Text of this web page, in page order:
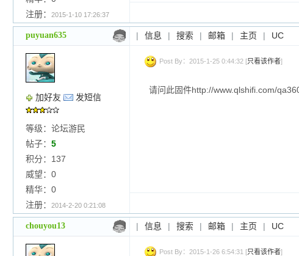
注册：
2015-1-10 17:26:37
puyuan635 | 信息 | 搜索 | 邮箱 | 主页 | UC
加好友 发短信
等级：论坛游民
帖子： 5
积分：137
威望：0
精华：0
注册：
2014-2-20 0:21:08
Post By：2015-1-25 0:44:32 [只看该作者]
请问此固件http://www.qlshifi.com/
chouyou13 | 信息 | 搜索 | 邮箱 | 主页 | UC
Post By：2015-1-26 6:54:31 [只看该作者]